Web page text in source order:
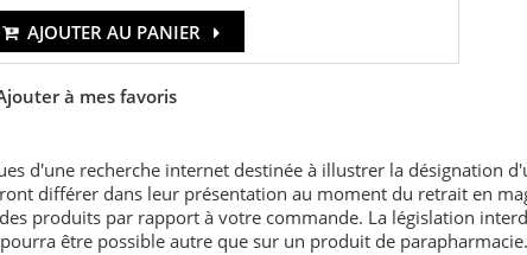
AJOUTER AU PANIER
à mes favoris
d'une recherche internet destinée à illustrer la désignation
différer dans leur présentation au moment du retrait en
produits par rapport à votre commande. La législation
être possible autre que sur un produit de parapharmacie.